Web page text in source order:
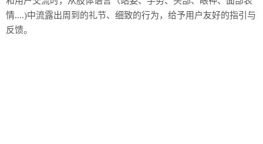
情....)中流露出周到的礼节、细致的行为，给予用户友好的指引与
反馈。